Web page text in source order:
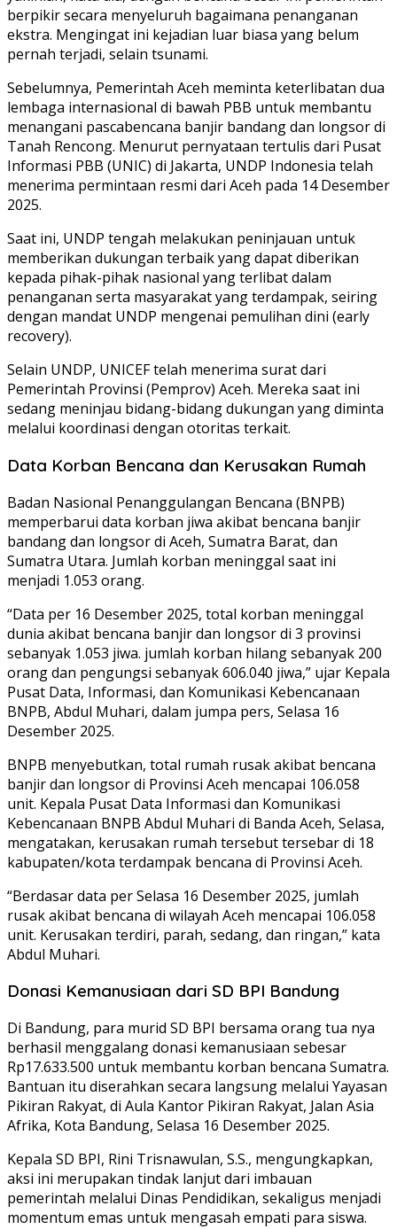
berpikir secara menyeluruh bagaimana penanganan
ekstra. Mengingat ini kejadian luar biasa yang belum
pernah terjadi, selain tsunami.
Sebelumnya, Pemerintah Aceh meminta keterlibatan dua
lembaga internasional di bawah PBB untuk membantu
menangani pascabencana banjir bandang dan longsor di
Tanah Rencong. Menurut pernyataan tertulis dari Pusat
Informasi PBB (UNIC) di Jakarta, UNDP Indonesia telah
menerima permintaan resmi dari Aceh pada 14 Desember
2025.
Saat ini, UNDP tengah melakukan peninjauan untuk
memberikan dukungan terbaik yang dapat diberikan
kepada pihak-pihak nasional yang terlibat dalam
penanganan serta masyarakat yang terdampak, seiring
dengan mandat UNDP mengenai pemulihan dini (early
recovery).
Selain UNDP, UNICEF telah menerima surat dari
Pemerintah Provinsi (Pemprov) Aceh. Mereka saat ini
sedang meninjau bidang-bidang dukungan yang diminta
melalui koordinasi dengan otoritas terkait.
Data Korban Bencana dan Kerusakan Rumah
Badan Nasional Penanggulangan Bencana (BNPB)
memperbarui data korban jiwa akibat bencana banjir
bandang dan longsor di Aceh, Sumatra Barat, dan
Sumatra Utara. Jumlah korban meninggal saat ini
menjadi 1.053 orang.
“Data per 16 Desember 2025, total korban meninggal
dunia akibat bencana banjir dan longsor di 3 provinsi
sebanyak 1.053 jiwa. jumlah korban hilang sebanyak 200
orang dan pengungsi sebanyak 606.040 jiwa,” ujar Kepala
Pusat Data, Informasi, dan Komunikasi Kebencanaan
BNPB, Abdul Muhari, dalam jumpa pers, Selasa 16
Desember 2025.
BNPB menyebutkan, total rumah rusak akibat bencana
banjir dan longsor di Provinsi Aceh mencapai 106.058
unit. Kepala Pusat Data Informasi dan Komunikasi
Kebencanaan BNPB Abdul Muhari di Banda Aceh, Selasa,
mengatakan, kerusakan rumah tersebut tersebar di 18
kabupaten/kota terdampak bencana di Provinsi Aceh.
“Berdasar data per Selasa 16 Desember 2025, jumlah
rusak akibat bencana di wilayah Aceh mencapai 106.058
unit. Kerusakan terdiri, parah, sedang, dan ringan,” kata
Abdul Muhari.
Donasi Kemanusiaan dari SD BPI Bandung
Di Bandung, para murid SD BPI bersama orang tua nya
berhasil menggalang donasi kemanusiaan sebesar
Rp17.633.500 untuk membantu korban bencana Sumatra.
Bantuan itu diserahkan secara langsung melalui Yayasan
Pikiran Rakyat, di Aula Kantor Pikiran Rakyat, Jalan Asia
Afrika, Kota Bandung, Selasa 16 Desember 2025.
Kepala SD BPI, Rini Trisnawulan, S.S., mengungkapkan,
aksi ini merupakan tindak lanjut dari imbauan
pemerintah melalui Dinas Pendidikan, sekaligus menjadi
momentum emas untuk mengasah empati para siswa.